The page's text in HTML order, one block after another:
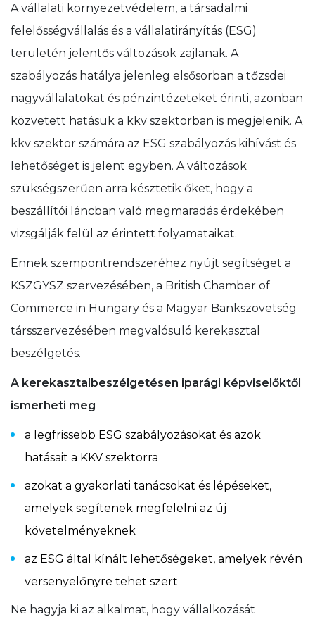
A vállalati környezetvédelem, a társadalmi
felelősségvállalás és a vállalatirányítás (ESG)
területén jelentős változások zajlanak. A
szabályozás hatálya jelenleg elsősorban a tőzsdei
nagyvállalatokat és pénzintézeteket érinti, azonban
közvetett hatásuk a kkv szektorban is megjelenik. A
kkv szektor számára az ESG szabályozás kihívást és
lehetőséget is jelent egyben. A változások
szükségszerűen arra késztetik őket, hogy a
beszállítói láncban való megmaradás érdekében
vizsgálják felül az érintett folyamataikat.
Ennek szempontrendszeréhez nyújt segítséget a
KSZGYSZ szervezésében, a British Chamber of
Commerce in Hungary és a Magyar Bankszövetség
társszervezésében megvalósuló kerekasztal
beszélgetés.
A kerekasztalbeszélgetésen iparági képviselőktől
ismerheti meg
a legfrissebb ESG szabályozásokat és azok
hatásait a KKV szektorra
azokat a gyakorlati tanácsokat és lépéseket,
amelyek segítenek megfelelni az új
követelményeknek
az ESG által kínált lehetőségeket, amelyek révén
versenyelőnyre tehet szert
Ne hagyja ki az alkalmat, hogy vállalkozását